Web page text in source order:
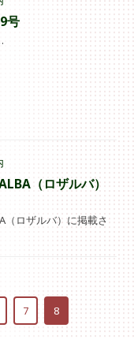
号
（ロザルバ）
（ロザルバ）に掲載さ
7 8